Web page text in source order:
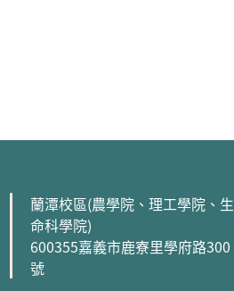
蘭潭校區(農學院、理工學院、生
命科學院)
600355嘉義市鹿寮里學府路300
號